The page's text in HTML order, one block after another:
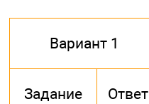
Вариант 1
Задание Ответ